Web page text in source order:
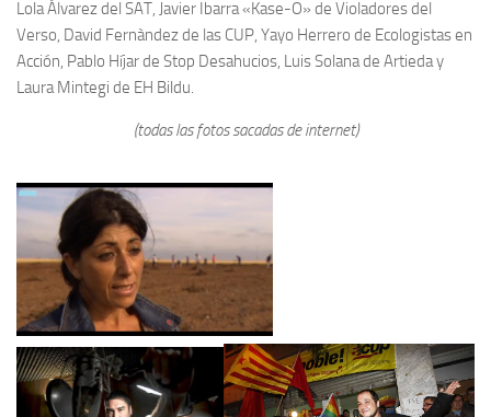
Lola Álvarez del SAT, Javier Ibarra «Kase-O» de Violadores del
Verso, David Fernàndez de las CUP, Yayo Herrero de Ecologistas en
Acción, Pablo Híjar de Stop Desahucios, Luis Solana de Artieda y
Laura Mintegi de EH Bildu.
(todas las fotos sacadas de internet)